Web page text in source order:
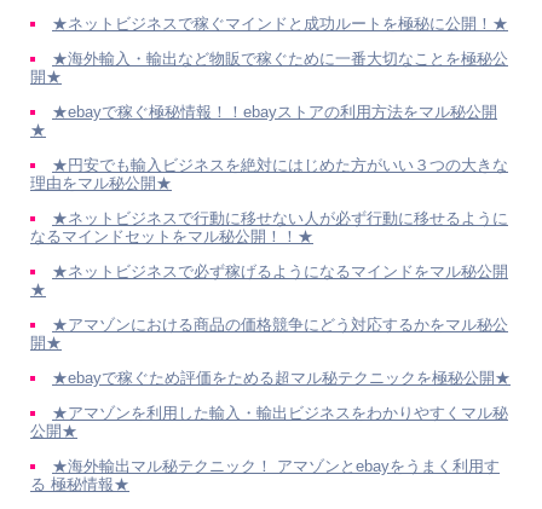
★ネットビジネスで稼ぐマインドと成功ルートを極秘に公開！★
★海外輸入・輸出など物販で稼ぐために一番大切なことを極秘公
開★
★ebayで稼ぐ極秘情報！！ebayストアの利用方法をマル秘公開
★
★円安でも輸入ビジネスを絶対にはじめた方がいい３つの大きな
理由をマル秘公開★
★ネットビジネスで行動に移せない人が必ず行動に移せるように
なるマインドセットをマル秘公開！！★
★ネットビジネスで必ず稼げるようになるマインドをマル秘公開
★
★アマゾンにおける商品の価格競争にどう対応するかをマル秘公
開★
★ebayで稼ぐため評価をためる超マル秘テクニックを極秘公開★
★アマゾンを利用した輸入・輸出ビジネスをわかりやすくマル秘
公開★
★海外輸出マル秘テクニック！ アマゾンとebayをうまく利用す
る 極秘情報★